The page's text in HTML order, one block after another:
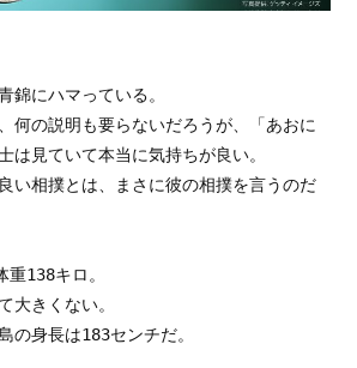
錦にハマっている。
何の説明も要らないだろうが、「あおに
は見ていて本当に気持ちが良い。
い相撲とは、まさに彼の相撲を言うのだ
138キロ。
大きくない。
の身長は183センチだ。